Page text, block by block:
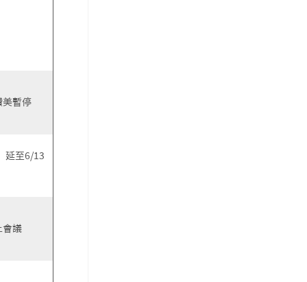
美暫停
延至6/13
會議